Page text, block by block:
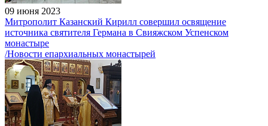
09 июня 2023
Митрополит Казанский Кирилл совершил освящение
источника святителя Германа в Свияжском Успенском
монастыре
/Новости епархиальных монастырей